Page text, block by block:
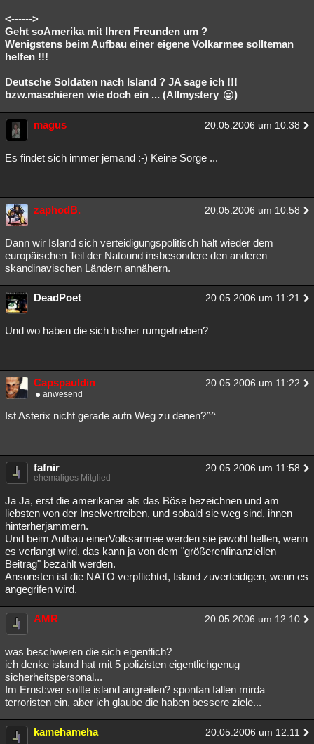
<------>
Geht soAmerika mit Ihren Freunden um ?
Wenigstens beim Aufbau einer eigene Volkarmee sollteman
helfen !!!
Deutsche Soldaten nach Island ? JA sage ich !!!
bzw.maschieren wie doch ein ... (Allmystery
)
magus 20.05.2006 um 10:38
Es findet sich immer jemand :-) Keine Sorge ...
zaphodB. 20.05.2006 um 10:58
Dann wir Island sich verteidigungspolitisch halt wieder dem
europäischen Teil der Natound insbesondere den anderen
skandinavischen Ländern annähern.
DeadPoet 20.05.2006 um 11:21
Und wo haben die sich bisher rumgetrieben?
Capspauldin 20.05.2006 um 11:22
anwesend
Ist Asterix nicht gerade aufn Weg zu denen?^^
fafnir 20.05.2006 um 11:58
ehemaliges Mitglied
Ja Ja, erst die amerikaner als das Böse bezeichnen und am
liebsten von der Inselvertreiben, und sobald sie weg sind, ihnen
hinterherjammern.
Und beim Aufbau einerVolksarmee werden sie jawohl helfen, wenn
es verlangt wird, das kann ja von dem "größerenfinanziellen
Beitrag" bezahlt werden.
Ansonsten ist die NATO verpflichtet, Island zuverteidigen, wenn es
angegrifen wird.
AMR 20.05.2006 um 12:10
was beschweren die sich eigentlich?
ich denke island hat mit 5 polizisten eigentlichgenug
sicherheitspersonal...
Im Ernst:wer sollte island angreifen? spontan fallen mirda
terroristen ein, aber ich glaube die haben bessere ziele...
kamehameha 20.05.2006 um 12:11